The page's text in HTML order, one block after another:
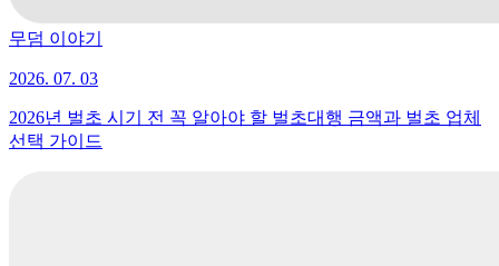
무덤 이야기
2026. 07. 03
2026년 벌초 시기 전 꼭 알아야 할 벌초대행 금액과 벌초 업체
선택 가이드